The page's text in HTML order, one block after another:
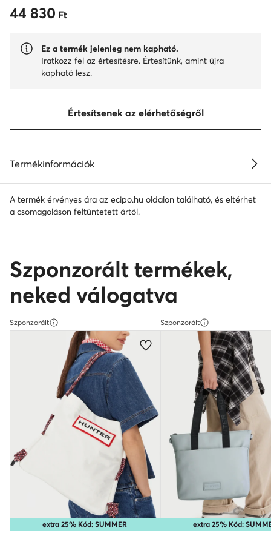
44 830 Ft
44 830 Ft
Ez a termék jelenleg nem kapható.
Iratkozz fel az értesítésre. Értesítünk, amint újra
kapható lesz.
Értesítsenek az elérhetőségről
Termékinformációk
A termék érvényes ára az ecipo.hu oldalon található, és eltérhet
a csomagoláson feltüntetett ártól.
Szponzorált termékek,
neked válogatva
Szponzorált
extra 25% Kód: SUMMER
Szponzorált
extra 25% Kód: